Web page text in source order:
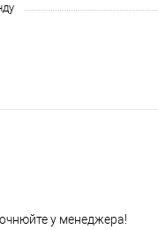
у менеджера!